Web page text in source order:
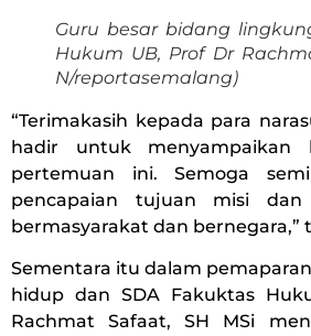
Guru besar bidang
Hukum UB, Prof Dr
N/reportasemalang)
“Terimakasih kepada para
hadir untuk menyampaikan
pertemuan ini. Semoga
pencapaian tujuan misi
bermasyarakat dan bernegara,”
Sementara itu dalam
hidup dan SDA Fakuktas
Rachmat Safaat, SH MSi